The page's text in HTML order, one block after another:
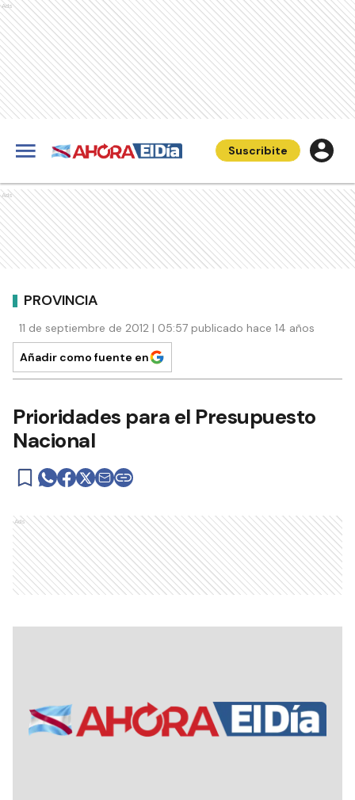
Ads
Suscribite
Ads
PROVINCIA
11 de septiembre de 2012 | 05:57 publicado hace 14 años
Añadir como fuente en
Prioridades para el Presupuesto
Nacional
Ads